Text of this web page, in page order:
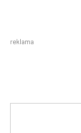
reklama